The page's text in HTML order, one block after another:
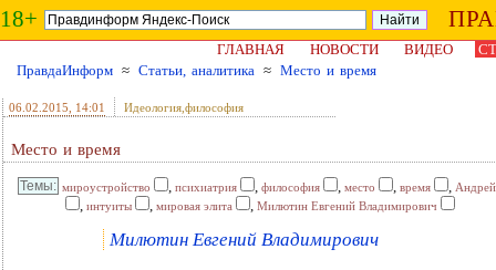
18+
ГЛАВНАЯ НОВОСТИ ВИДЕО
ПравдаИнформ ≈ Статьи, аналитика ≈ Место и время
06.02.2015 , 14:01 Идеология,философия
Место и время
мироустройство , психиатрия , философия , место , время ,
, интуиты , мировая элита , Милютин Евгений Владимирович
Милютин Евгений Владимирович